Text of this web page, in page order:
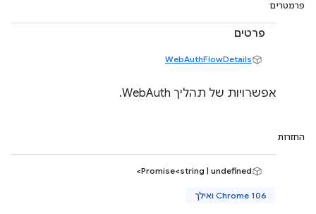
פרמטרים
פרטים
WebAuthFlowDetails
אפשרויות של תהליך WebAuth.
החזרות
Promise<string | undefined>
Chrome 106 ואילך